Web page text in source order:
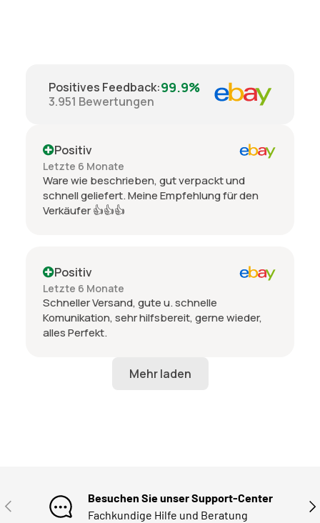
Positives Feedback:99.9%
3.951 Bewertungen
Positiv
Letzte 6 Monate
Ware wie beschrieben, gut verpackt und
schnell geliefert. Meine Empfehlung für den
Verkäufer 👍👍👍
Positiv
Letzte 6 Monate
Schneller Versand, gute u. schnelle
Komunikation, sehr hilfsbereit, gerne wieder,
alles Perfekt.
VORHERIGE
Besuchen Sie unser Support-Center
Fachkundige Hilfe und Beratung